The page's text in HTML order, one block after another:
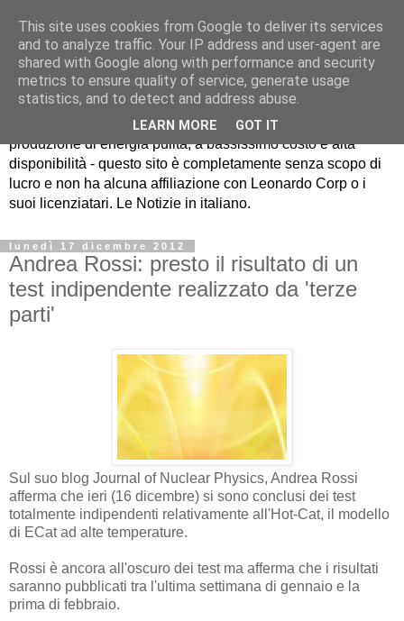
EcatNews.it
produzione di energia pulita, a bassissimo costo e alta
disponibilità - questo sito è completamente senza scopo di
lucro e non ha alcuna affiliazione con Leonardo Corp o i
suoi licenziatari. Le Notizie in italiano.
lunedì 17 dicembre 2012
Andrea Rossi: presto il risultato di un
test indipendente realizzato da 'terze
parti'
Sul suo blog Journal of Nuclear Physics, Andrea Rossi
afferma che ieri (16 dicembre) si sono conclusi dei test
totalmente indipendenti relativamente all'Hot-Cat, il modello
di ECat ad alte temperature.
Rossi è ancora all'oscuro dei test ma afferma che i risultati
saranno pubblicati tra l'ultima settimana di gennaio e la
prima di febbraio.
This site uses cookies from Google to deliver its services
and to analyze traffic. Your IP address and user-agent are
shared with Google along with performance and security
metrics to ensure quality of service, generate usage
statistics, and to detect and address abuse.
LEARN MORE GOT IT